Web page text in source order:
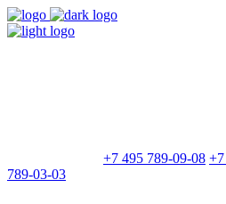
+7 495 789-09-08
789-03-03